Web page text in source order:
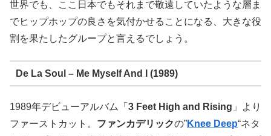
世界でも、ここ日本でもそれまで敬遠していたような層ま
でヒップホップの良さを気付かせることになる、大きな役
割を果たしたグループと言えるでしょう。
De La Soul – Me Myself And I (1989)
1989年デビューアルバム「 3 Feet High and Rising 」より
ファーストカット。 ファンカデリックの”Knee Deep“ネタ